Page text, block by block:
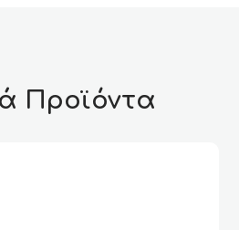
Προϊόντα